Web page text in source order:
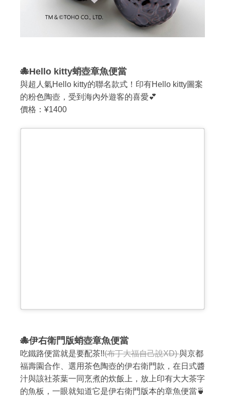
🐙Hello kitty蛸壺章魚便當
與超人氣Hello kitty的聯名款式！印有Hello kitty圖案
的粉色陶壺，受到海內外遊客的喜愛💕
價格：¥1400
🐙伊右衛門版蛸壺章魚便當
吃鐵路便當就是要配茶!!(布丁大福自己說XD)與京都
福壽園合作、選用茶色陶壺的伊右衛門款，在日式醬
汁與該社茶葉一同烹煮的炊飯上，放上印有大大茶字
的魚板，一眼就知道它是伊右衛門版本的章魚便當🍵